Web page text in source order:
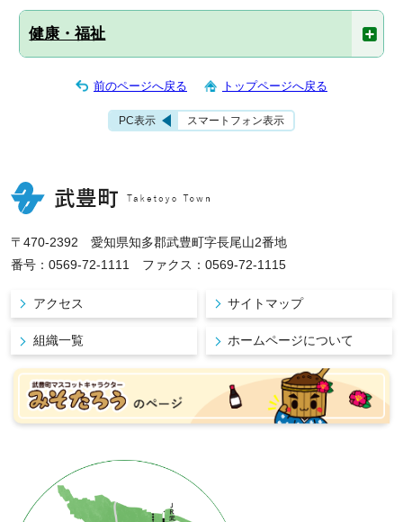
健康・福祉
前のページへ戻る トップページへ戻る
PC表示 スマートフォン表示
〒470-2392 愛知県知多郡武豊町字長尾山2番地
番号：0569-72-1111 ファクス：0569-72-1115
アクセス サイトマップ
組織一覧 ホームページについて